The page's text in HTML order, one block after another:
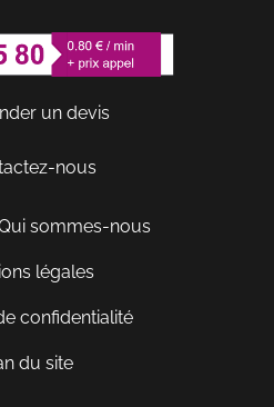
un devis
nous
sommes-nous
légales
confidentialité
du site